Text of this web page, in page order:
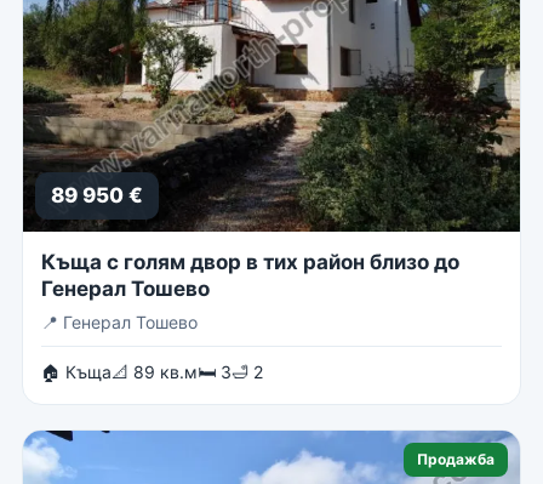
89 950 €
Къща с голям двор в тих район близо до
Генерал Тошево
📍 Генерал Тошево
🏠 Къща📐 89 кв.м🛏 3🛁 2
Продажба